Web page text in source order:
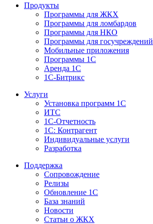
Продукты
Программы для ЖКХ
Программы для ломбардов
Программы для НКО
Программы для госучреждений
Мобильные приложения
Программы 1С
Аренда 1С
1С-Битрикс
Услуги
Установка программ 1С
ИТС
1С-Отчетность
1С: Контрагент
Индивидуальные услуги
Разработка
Поддержка
Сопровождение
Релизы
Обновление 1С
База знаний
Новости
Статьи о ЖКХ